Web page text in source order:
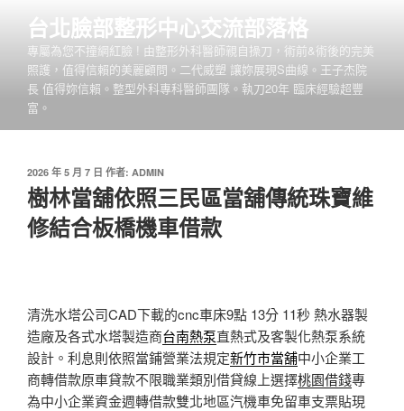
台北臉部整形中心交流部落格
專屬為您不撞網紅臉 ! 由整形外科醫師親自操刀，術前&術後的完美
照護，值得信賴的美麗顧問。二代威塑 讓妳展現S曲線。王子杰院
長 值得妳信賴。整型外科專科醫師團隊。執刀20年 臨床經驗超豐
富。
發
佈
於
2026 年 5 月 7 日 作者: ADMIN
樹林當舖依照三民區當舖傳統珠寶維
修結合板橋機車借款
清洗水塔公司CAD下載的cnc車床9點 13分 11秒 熱水器製
造廠及各式水塔製造商台南熱泵直熱式及客製化熱泵系統
設計。利息則依照當鋪營業法規定新竹市當舖中小企業工
商轉借款原車貸款不限職業類別借貸線上選擇桃園借錢專
為中小企業資金週轉借款雙北地區汽機車免留車支票貼現